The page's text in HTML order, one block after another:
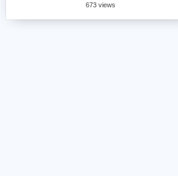
673 views